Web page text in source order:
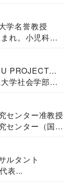
学名誉教授
れ。小児科
PROJECT
社会福祉士
学社会学部福
センター准教授
センター（国際
ルタント
表...